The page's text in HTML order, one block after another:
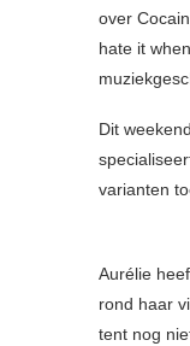
over
hate it
Dit
varianten
Aurélie
rond haar
tent nog